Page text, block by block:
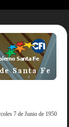
7 de Junio de 1950